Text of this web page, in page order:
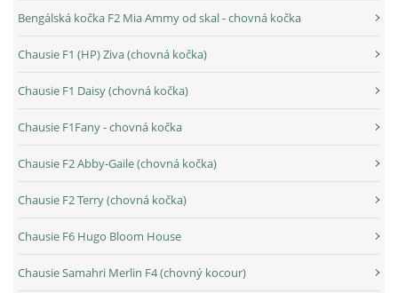
Bengálská kočka F2 Mia Ammy od skal - chovná kočka
Chausie F1 (HP) Ziva (chovná kočka)
Chausie F1 Daisy (chovná kočka)
Chausie F1Fany - chovná kočka
Chausie F2 Abby-Gaile (chovná kočka)
Chausie F2 Terry (chovná kočka)
Chausie F6 Hugo Bloom House
Chausie Samahri Merlin F4 (chovný kocour)